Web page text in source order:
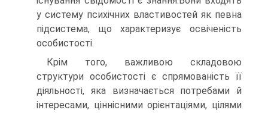
у систему психічних властивостей як певна
підсистема, що ха­рактеризує освіченість
особистості.
Крім того, важливою складовою
структури особистості є спрямова­ність її
діяльності, яка визначається потребами й
інтересами, ціннісними орієнтаціями, цілями